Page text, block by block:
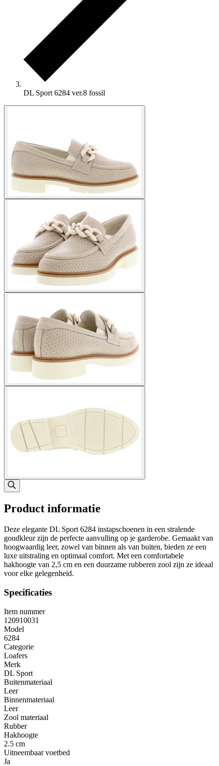
DL Sport 6284 ver.8 fossil
Product informatie
Deze elegante DL Sport 6284 instapschoenen in een stralende
goudkleur zijn de perfecte aanvulling op je garderobe. Gemaakt van
hoogwaardig leer, zowel van binnen als van buiten, bieden ze een
luxe uitstraling en optimaal comfort. Met een comfortabele
hakhoogte van 2,5 cm en een duurzame rubberen zool zijn ze ideaal
voor elke gelegenheid.
Specificaties
Item nummer
120910031
Model
6284
Categorie
Loafers
Merk
DL Sport
Buitenmateriaal
Leer
Binnenmateriaal
Leer
Zool materiaal
Rubber
Hakhoogte
2.5 cm
Uitneembaar voetbed
Ja